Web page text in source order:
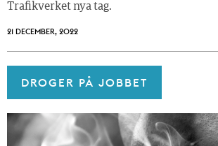
Trafikverket nya tag.
21 DECEMBER, 2022
DROGER PÅ JOBBET